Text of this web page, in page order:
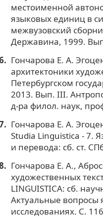
местоименной
языковых единиц в
межвузовский
Державина, 1999.
Гончарова Е. А.
архитектоники
Петербургском
2013. Вып. III.
д-ра филол. наук,
Гончарова Е. А.
Studia Linguistica - 7.
и перевода: сб. ст.
Гончарова Е. А.,
художественных
LINGUISTICA: сб.
Актуальные вопросы
исследованиях. С.